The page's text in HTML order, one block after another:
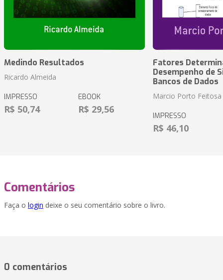
Medindo Resultados
Ricardo Almeida
IMPRESSO
R$ 50,74
EBOOK
R$ 29,56
Fatores
Desempenho de
Bancos de Dados
Marcio Porto Feitosa
IMPRESSO
R$ 46,10
Comentários
Faça o login deixe o seu comentário sobre o livro.
0 comentários